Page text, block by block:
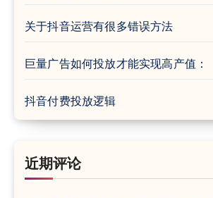
关于抖音运营有很多错误方法
巨量广告如何投放才能实现高产值：
抖音付费投放逻辑
近期评论